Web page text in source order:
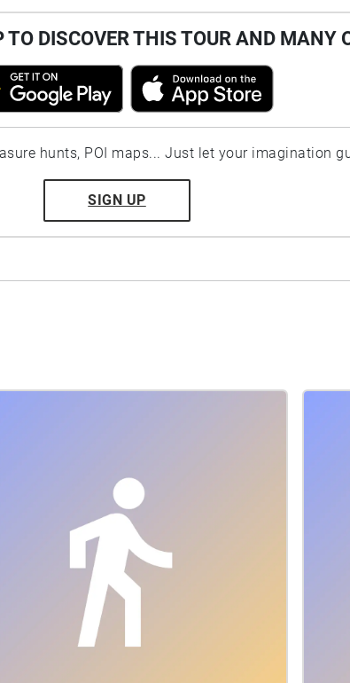
TO DISCOVER THIS TOUR AND MANY
hunts, POI maps... Just let your imagination
SIGN UP